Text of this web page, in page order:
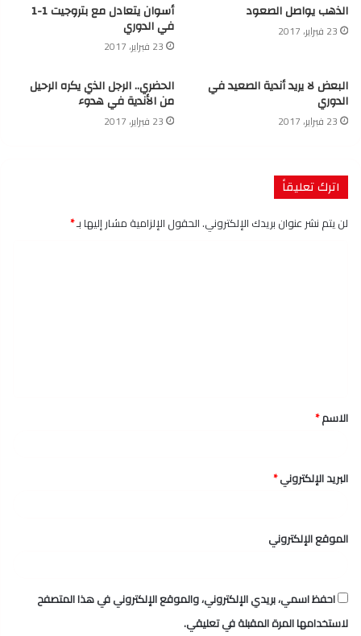
الذهب يواصل الصعود
23 فبراير، 2017
أسوان يتعادل مع بتروجيت 1-1
في الدوري
23 فبراير، 2017
البعض لا يريد أندية الصعيد في
الدوري
23 فبراير، 2017
الحضري.. الرجل الذي يكره الرحيل
من الأندية في هدوء
23 فبراير، 2017
اترك تعليقاً
لن يتم نشر عنوان بريدك الإلكتروني.الحقول الإلزامية مشار إليها بـ*
*
الاسم*
البريد الإلكتروني*
الموقع الإلكتروني
احفظ اسمي، بريدي الإلكتروني، والموقع الإلكتروني في هذا المتصفح
لاستخدامها المرة المقبلة في تعليقي.